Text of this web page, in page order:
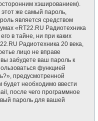
хэшированием).
этот же самый пароль,
является средством
«RT22.RU Радиотехника
в тайне, ни при каких
Радиотехника 20 века,
лицо не вправе
забудете ваш пароль к
функцией
предусмотренной
необходимо ввести
после чего программное
пароль для вашей